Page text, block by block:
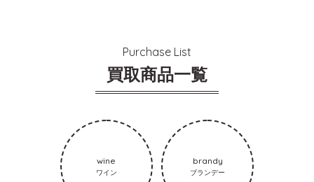
Purchase List
買取商品一覧
wine
ワイン
brandy
ブランデー